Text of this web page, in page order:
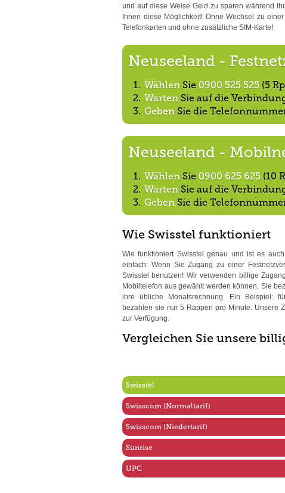
und auf diese Weise Geld zu sparen während
Ihnen diese Möglichkeit! Ohne Wechsel zu
Telefonkarten und ohne zusätzliche SIM-Karte!
Neuseeland -
Wählen Sie 0900 525 525 (5
Warten Sie auf die
Geben Sie die
Neuseeland -
Wählen Sie 0900 625 625 (10
Warten Sie auf die
Geben Sie die
Wie Swisstel funktioniert
Wie funktioniert Swisstel genau und ist es
einfach: Wenn Sie Zugang zu einer
Swisstel benutzen! Wir verwenden billige
Mobiltelefon aus gewählt werden können. Sie
ihre übliche Monatsrechnung. Ein Beispiel:
bezahlen sie nur 5 Rappen pro Minute. Unsere
zur Verfügung.
Vergleichen Sie unsere
Swisstel
Swisscom (Normaltarif)
Swisscom (Niedertarif)
Sunrise
UPC